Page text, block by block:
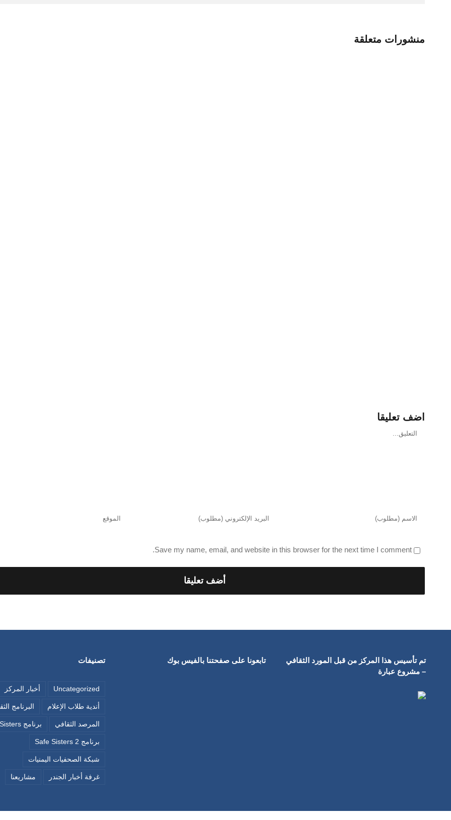
منشورات متعلقة
اضف تعليقا
تعليق
Save my name, email, and website in this browser for the next time I comment.
تم تأسيس هذا المركز من قبل المورد الثقافي
– مشروع عبارة
تابعونا على صفحتنا بالفيس بوك تصنيفات
Uncategorized أخبار المركز
أندية طلاب الإعلام البرنامج
المرصد الثقافي برنامج Safe Sisters
برنامج Safe Sisters 2
شبكة الصحفيات اليمنيات
غرفة أخبار الجندر مشاريعنا